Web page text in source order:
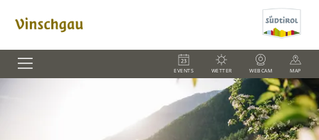
EVENTS WETTER WEBCAM MAP